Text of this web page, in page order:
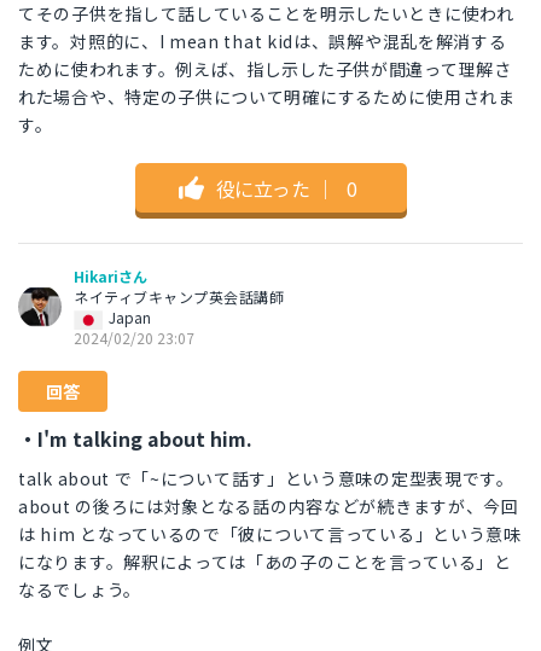
てその子供を指して話していることを明示したいときに使われ
ます。対照的に、I mean that kidは、誤解や混乱を解消する
ために使われます。例えば、指し示した子供が間違って理解さ
れた場合や、特定の子供について明確にするために使用されま
す。
役に立った ｜ 0
Hikariさん
ネイティブキャンプ英会話講師
Japan
2024/02/20 23:07
回答
・I'm talking about him.
talk about で「~について話す」という意味の定型表現です。
about の後ろには対象となる話の内容などが続きますが、今回
は him となっているので「彼について言っている」という意味
になります。解釈によっては「あの子のことを言っている」と
なるでしょう。
例文